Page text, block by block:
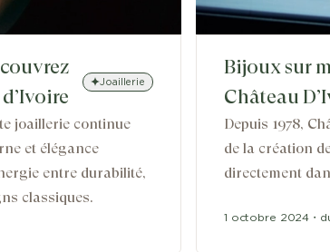
Joaillerie
joaillerie continue
et élégance
entre durabilité,
classiques.
Bijoux sur
Château
Depuis 1978,
de la création
directement
1 octobre 2024 ・